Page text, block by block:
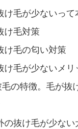
け毛が少ないって
け毛対策
け毛の匂い対策
け毛が少ないメリ
の特徴。毛が抜
の抜け毛が少ない